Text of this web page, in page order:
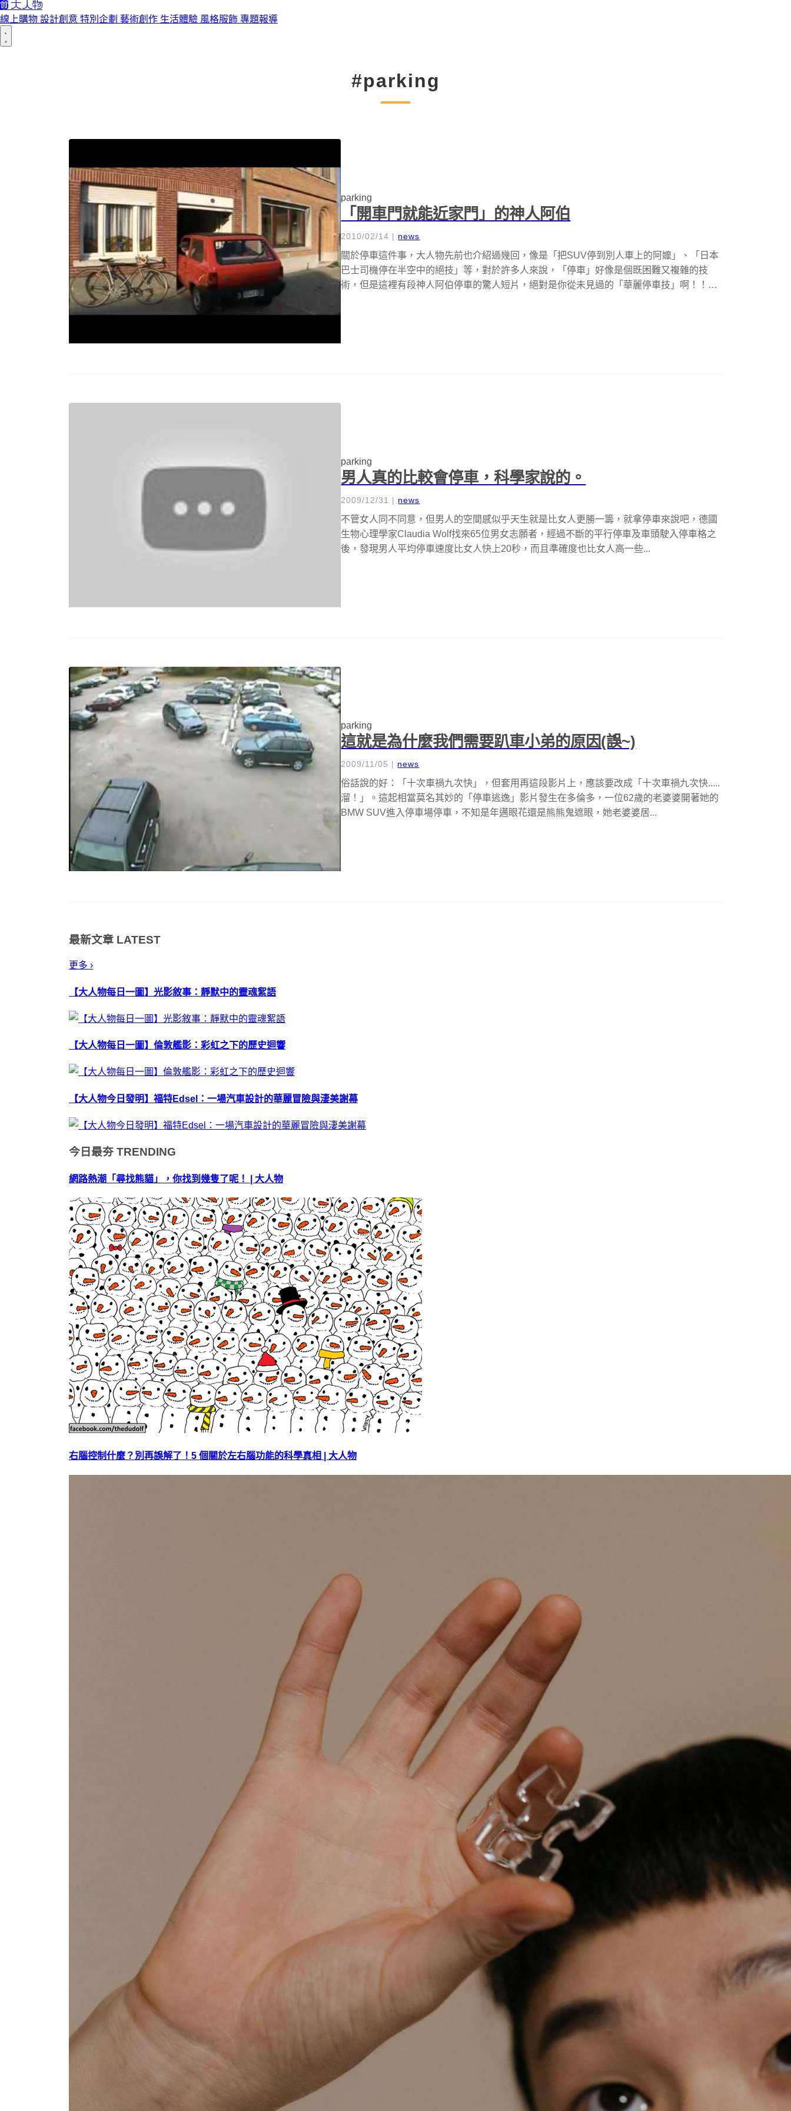
線上購物 設計創意 特別企劃 藝術創作 生活體驗 風格服飾 專題報導
#parking
parking
「開車門就能近家門」的神人阿伯
2010/02/14 | news
關於停車這件事，大人物先前也介紹過幾回，像是「把SUV停到別人車上的阿嬤」、「日本
巴士司機停在半空中的絕技」等，對於許多人來說，「停車」好像是個既困難又複雜的技
術，但是這裡有段神人阿伯停車的驚人短片，絕對是你從未見過的「華麗停車技」啊！！
parking
男人真的比較會停車，科學家說的。
2009/12/31 | news
不管女人同不同意，但男人的空間感似乎天生就是比女人更勝一籌，就拿停車來說吧，德國
生物心理學家Claudia Wolf找來65位男女志願者，經過不斷的平行停車及車頭駛入停車格之
後，發現男人平均停車速度比女人快上20秒，而且準確度也比女人高一些...
parking
這就是為什麼我們需要趴車小弟的原因(誤~)
2009/11/05 | news
俗話說的好：「十次車禍九次快」，但套用再這段影片上，應該要改成「十次車禍九次快.....
溜！」。這起相當莫名其妙的「停車逃逸」影片發生在多倫多，一位62歲的老婆婆開著她的
BMW SUV進入停車場停車，不知是年邁眼花還是熊熊鬼遮眼，她老婆婆居...
最新文章 LATEST
更多 ›
【大人物每日一圖】光影敘事：靜默中的靈魂絮語
【大人物每日一圖】倫敦艦影：彩虹之下的歷史迴響
【大人物今日發明】福特Edsel：一場汽車設計的華麗冒險與淒美謝幕
今日最夯 TRENDING
網路熱潮「尋找熊貓」，你找到幾隻了呢！ | 大人物
右腦控制什麼？別再誤解了！5 個關於左右腦功能的科學真相 | 大人物